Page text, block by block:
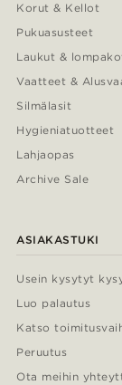
Korut & Kellot
Pukuasusteet
Laukut &
Vaatteet &
Silmälasit
Hygieniatuotteet
Lahjaopas
Archive Sale
ASIAKASTUKI
Usein kysytyt
Luo palautus
Katso
Peruutus
Ota meihin